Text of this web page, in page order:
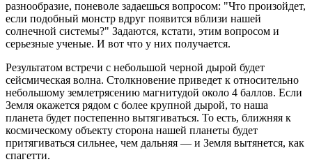
разнообразие, поневоле задаешься вопросом: "Что произойдет,
если подобный монстр вдруг появится вблизи нашей
солнечной системы?" Задаются, кстати, этим вопросом и
серьезные ученые. И вот что у них получается.
Результатом встречи с небольшой черной дырой будет
сейсмическая волна. Столкновение приведет к относительно
небольшому землетрясению магнитудой около 4 баллов. Если
Земля окажется рядом с более крупной дырой, то наша
планета будет постепенно вытягиваться. То есть, ближняя к
космическому объекту сторона нашей планеты будет
притягиваться сильнее, чем дальняя — и Земля вытянется, как
спагетти.